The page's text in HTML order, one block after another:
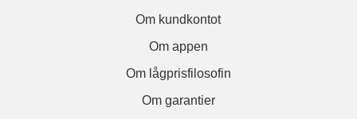
Om kundkontot
Om appen
Om lågprisfilosofin
Om garantier